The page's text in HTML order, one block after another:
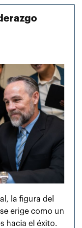
la figura del
se erige como un
hacia el éxito.